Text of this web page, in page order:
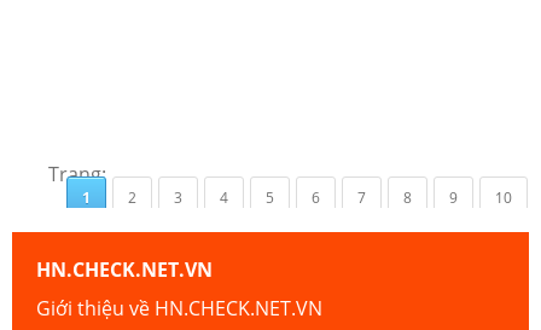
Trang:
1 2 3 4 5 6 7 8 9 10
HN.CHECK.NET.VN
Giới thiệu về HN.CHECK.NET.VN